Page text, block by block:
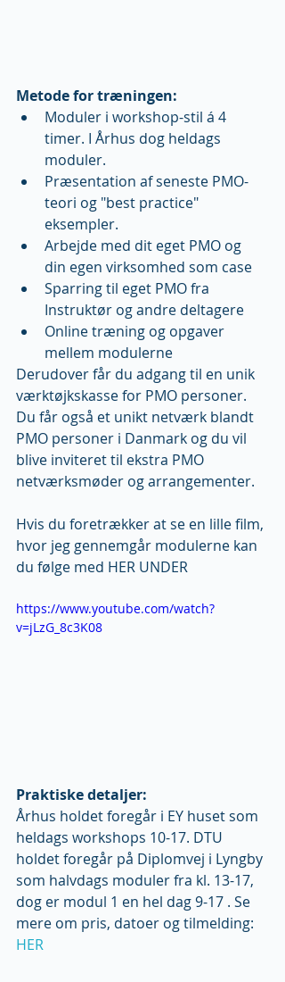
Metode for træningen:
Moduler i workshop-stil á 4
timer. I Århus dog heldags
moduler.
Præsentation af seneste PMO-
teori og "best practice"
eksempler.
Arbejde med dit eget PMO og
din egen virksomhed som case
Sparring til eget PMO fra
Instruktør og andre deltagere
Online træning og opgaver
mellem modulerne
Derudover får du adgang til en unik
værktøjkskasse for PMO personer.
Du får også et unikt netværk blandt
PMO personer i Danmark og du vil
blive inviteret til ekstra PMO
netværksmøder og arrangementer.
Hvis du foretrækker at se en lille film,
hvor jeg gennemgår modulerne kan
du følge med HER UNDER
https://www.youtube.com/watch?
v=jLzG_8c3K08
Praktiske detaljer:
Århus holdet foregår i EY huset som
heldags workshops 10-17. DTU
holdet foregår på Diplomvej i Lyngby
som halvdags moduler fra kl. 13-17,
dog er modul 1 en hel dag 9-17 . Se
mere om pris, datoer og tilmelding:
HER